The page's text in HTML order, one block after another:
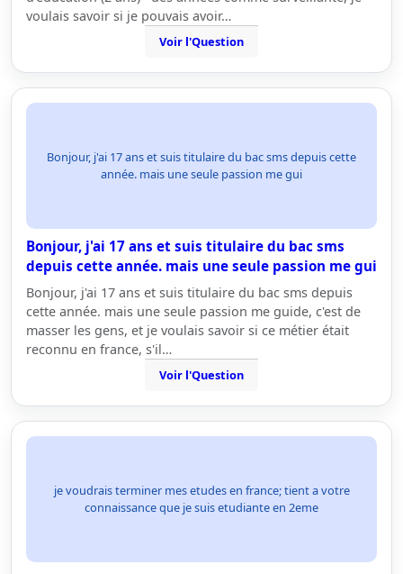
voulais savoir si je pouvais avoir…
Voir l'Question
Bonjour, j'ai 17 ans et suis titulaire du bac sms depuis cette
année. mais une seule passion me gui
Bonjour, j'ai 17 ans et suis titulaire du bac sms
depuis cette année. mais une seule passion me gui
Bonjour, j'ai 17 ans et suis titulaire du bac sms depuis
cette année. mais une seule passion me guide, c'est de
masser les gens, et je voulais savoir si ce métier était
reconnu en france, s'il…
Voir l'Question
je voudrais terminer mes etudes en france; tient a votre
connaissance que je suis etudiante en 2eme